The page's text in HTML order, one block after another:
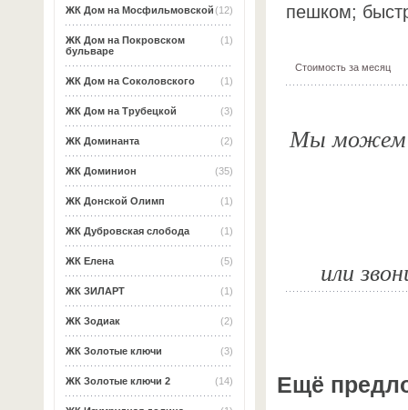
(12)
ЖК Дом на Мосфильмовской
(1)
ЖК Дом на Покровском
бульваре
(1)
ЖК Дом на Соколовского
(3)
ЖК Дом на Трубецкой
(2)
ЖК Доминанта
(35)
ЖК Доминион
(1)
ЖК Донской Олимп
(1)
ЖК Дубровская слобода
(5)
ЖК Елена
(1)
ЖК ЗИЛАРТ
(2)
ЖК Зодиак
(3)
ЖК Золотые ключи
(14)
ЖК Золотые ключи 2
пешком;
Стоимость за месяц
Мы можем
или
Ещё